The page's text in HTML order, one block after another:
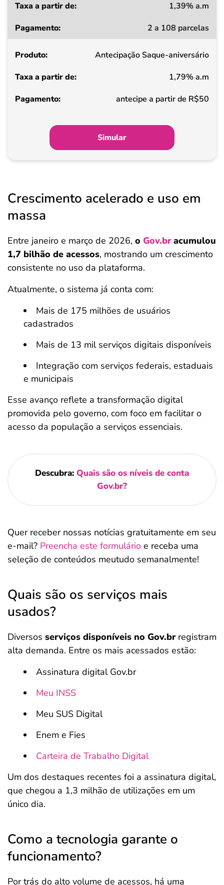
a
de
Pagamento
1,39% a.m
2 a 108 parcelas
Antecipação Saque-aniversário
1,79% a.m
antecipe a partir de R$50
Simular
Crescimento acelerado e uso em
massa
Entre janeiro e março de 2026, o Gov.bracumulou
1,7 bilhão de acessos, mostrando um crescimento
consistente no uso da plataforma.
Atualmente, o sistema já conta com:
Mais de 175 milhões de usuários
cadastrados
Mais de 13 mil serviços digitais disponíveis
Integração com serviços federais, estaduais
e municipais
Esse avanço reflete a transformação digital
promovida pelo governo, com foco em facilitar o
acesso da população a serviços essenciais.
Descubra: Quais são os níveis de conta
Gov.br?
Quer receber nossas notícias gratuitamente em seu
e-mail? Preencha este formulário e receba uma
seleção de conteúdos meutudo semanalmente!
Quais são os serviços mais
usados?
Diversos serviços disponíveis no Gov.brregistram
alta demanda. Entre os mais acessados estão:
Assinatura digital Gov.br
Meu INSS
Meu SUS Digital
Enem e Fies
Carteira de Trabalho Digital
Um dos destaques recentes foi a assinatura digital,
que chegou a 1,3 milhão de utilizações em um
único dia.
Como a tecnologia garante o
funcionamento?
Por trás do alto volume de acessos, há uma